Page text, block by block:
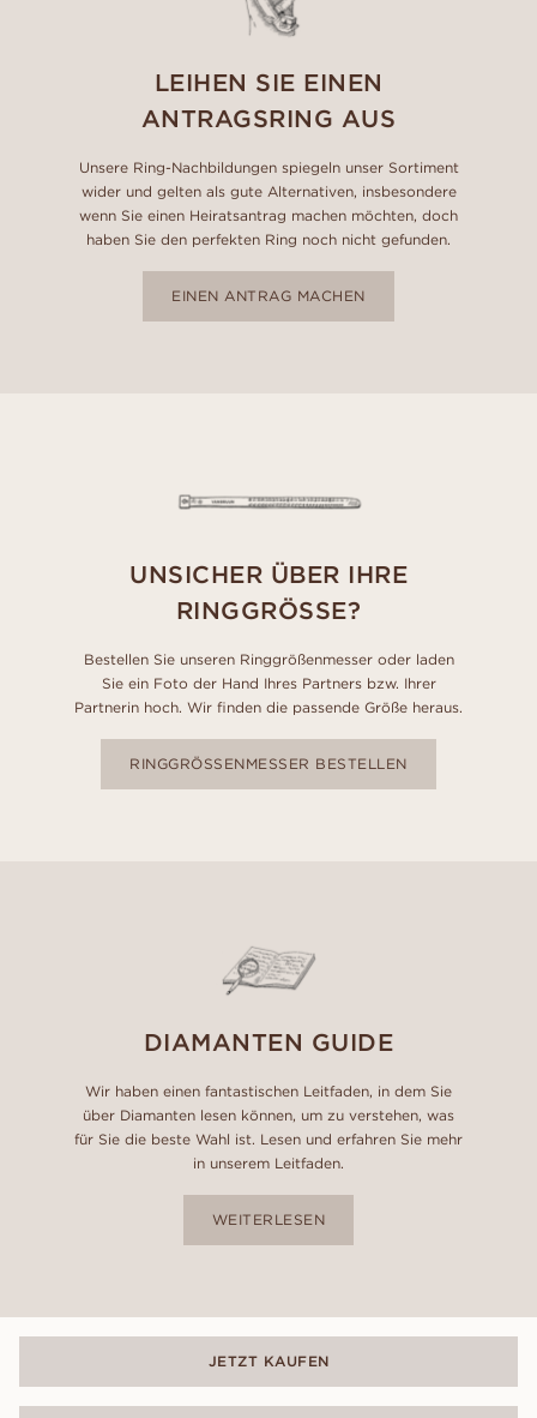
LEIHEN SIE EINEN
ANTRAGSRING AUS
Unsere Ring-Nachbildungen spiegeln unser Sortiment
wider und gelten als gute Alternativen, insbesondere
wenn Sie einen Heiratsantrag machen möchten, doch
haben Sie den perfekten Ring noch nicht gefunden.
EINEN ANTRAG MACHEN
UNSICHER ÜBER IHRE
RINGGRÖSSE?
Bestellen Sie unseren Ringgrößenmesser oder laden
Sie ein Foto der Hand Ihres Partners bzw. Ihrer
Partnerin hoch. Wir finden die passende Größe heraus.
RINGGRÖSSENMESSER BESTELLEN
DIAMANTEN GUIDE
Wir haben einen fantastischen Leitfaden, in dem Sie
über Diamanten lesen können, um zu verstehen, was
für Sie die beste Wahl ist. Lesen und erfahren Sie mehr
in unserem Leitfaden.
WEITERLESEN
JETZT KAUFEN